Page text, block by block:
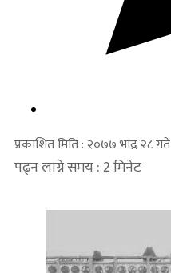
प्रकाशित मिति : २०७७ भाद्र २८ गते
पढ्न लाग्ने समय : 2 मिनेट